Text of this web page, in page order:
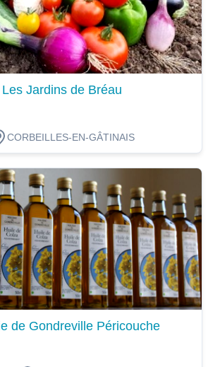
Les Jardins de Bréau
CORBEILLES-EN-GÂTINAIS
de Gondreville Péricouche